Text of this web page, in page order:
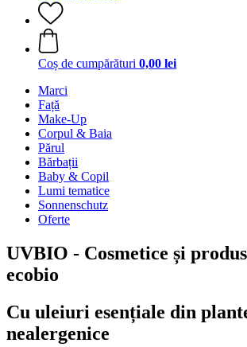
Coș de cumpărături 0,00 lei
Marci
Față
Make-Up
Corpul & Baia
Părul
Bărbații
Baby & Copil
Lumi tematice
Sonnenschutz
Oferte
UVBIO - Cosmetice și
ecobio
Cu uleiuri esențiale din
nealergenice